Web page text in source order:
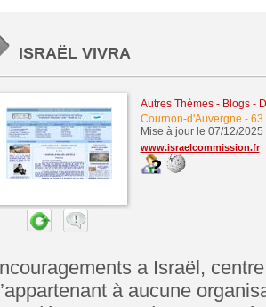
ISRAËL VIVRA
Autres Thèmes - Blogs -
Cournon-d'Auvergne - 63
Mise à jour le 07/12/2025
www.israelcommission.fr
a Israël,
à aucune